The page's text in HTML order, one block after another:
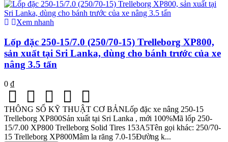
Xem nhanh
Lốp đặc 250-15/7.0 (250/70-15) Trelleborg XP800,
sản xuất tại Sri Lanka, dùng cho bánh trước của xe
nâng 3.5 tấn
0 ₫
THÔNG SỐ KỸ THUẬT CƠ BẢNLốp đặc xe nâng 250-15
Trelleborg XP800Sản xuất tại Sri Lanka , mới 100%Mã lốp 250-
15/7.00 XP800 Trelleborg Solid Tires 153A5Tên gọi khác: 250/70-
15 Trelleborg XP800Mâm la răng 7.0-15Đường k...